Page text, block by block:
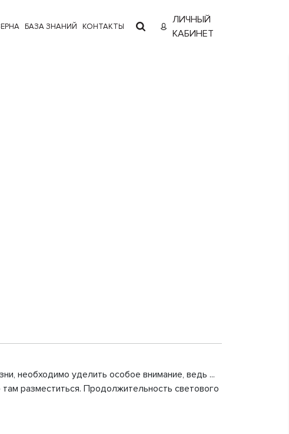
БАЗА ЗНАНИЙ КОНТАКТЫ
ЛИЧНЫЙ
КАБИНЕТ
необходимо уделить особое внимание, ведь ...
там разместиться. Продолжительность светового